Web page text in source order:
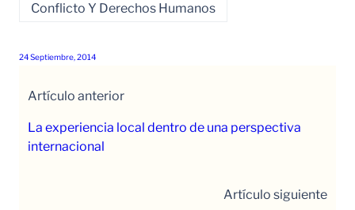
Conflicto Y Derechos Humanos
24 Septiembre, 2014
Artículo anterior
La experiencia local dentro de una perspectiva
internacional
Artículo siguiente